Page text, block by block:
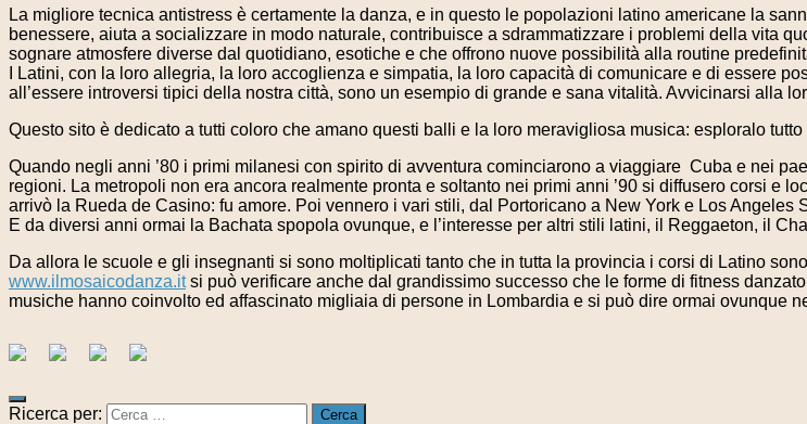
La migliore tecnica antistress è certamente la danza, e in questo le popolazioni latino americane la
benessere, aiuta a socializzare in modo naturale, contribuisce a sdrammatizzare i problemi della vita
sognare atmosfere diverse dal quotidiano, esotiche e che offrono nuove possibilità alla routine
I Latini, con la loro allegria, la loro accoglienza e simpatia, la loro capacità di comunicare e di essere
all’essere introversi tipici della nostra città, sono un esempio di grande e sana vitalità. Avvicinarsi alla
Questo sito è dedicato a tutti coloro che amano questi balli e la loro meravigliosa musica: esploralo
Quando negli anni ’80 i primi milanesi con spirito di avventura cominciarono a viaggiare Cuba e nei
regioni. La metropoli non era ancora realmente pronta e soltanto nei primi anni ’90 si diffusero corsi e
arrivò la Rueda de Casino: fu amore. Poi vennero i vari stili, dal Portoricano a New York e Los Angeles
E da diversi anni ormai la Bachata spopola ovunque, e l’interesse per altri stili latini, il Reggaeton, il
Da allora le scuole e gli insegnanti si sono moltiplicati tanto che in tutta la provincia i corsi di Latino
www.ilmosaicodanza.itsi può verificare anche dal grandissimo successo che le forme di fitness
musiche hanno coinvolto ed affascinato migliaia di persone in Lombardia e si può dire ormai ovunque
Ricerca per: